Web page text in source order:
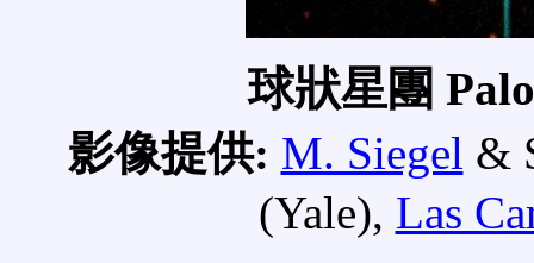
球狀星團
影像提供: M. Siegel &
(Yale), Las